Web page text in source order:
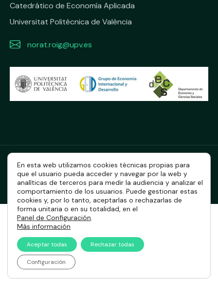
Catedrático de Economía Aplicada
Universitat Politècnica de València
norat.roig@upv.es
Aviso legal
Política de privacidad
Política de cookies
En esta web utilizamos cookies técnicas propias para
que el usuario pueda acceder y navegar por la web y
analíticas de terceros para medir la audiencia y analizar el
comportamiento de los usuarios. Puede gestionar estas
cookies y, por lo tanto, aceptarlas o rechazarlas de
forma unitaria o en su totalidad, en el
Panel de Configuración.
Más información
Aceptar todas Rechazar todas
Configuración